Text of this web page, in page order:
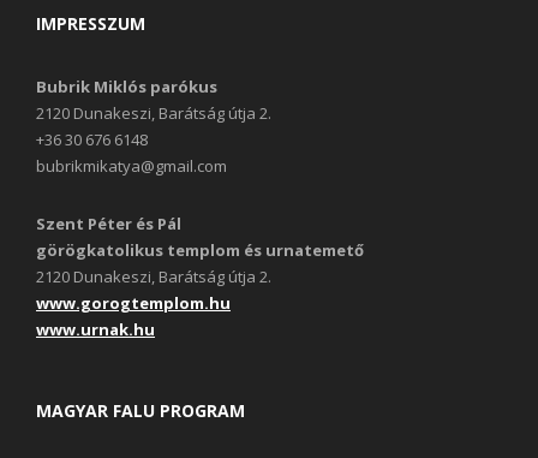
IMPRESSZUM
Bubrik Miklós parókus
2120 Dunakeszi, Barátság útja 2.
+36 30 676 6148
bubrikmikatya@gmail.com
Szent Péter és Pál
görögkatolikus templom és urnatemető
2120 Dunakeszi, Barátság útja 2.
www.gorogtemplom.hu
www.urnak.hu
MAGYAR FALU PROGRAM